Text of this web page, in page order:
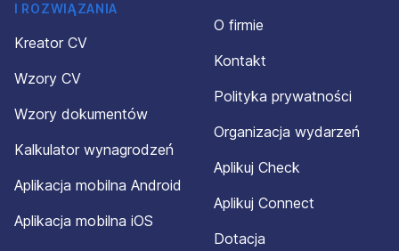
I ROZWIĄZANIA
Kreator CV
Wzory CV
Wzory dokumentów
Kalkulator wynagrodzeń
Aplikacja mobilna Android
Aplikacja mobilna iOS
O firmie
Kontakt
Polityka prywatności
Organizacja wydarzeń
Aplikuj Check
Aplikuj Connect
Dotacja